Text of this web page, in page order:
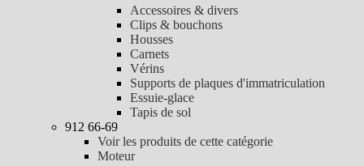
Accessoires & divers
Clips & bouchons
Housses
Carnets
Vérins
Supports de plaques d'immatriculation
Essuie-glace
Tapis de sol
912 66-69
Voir les produits de cette catégorie
Moteur